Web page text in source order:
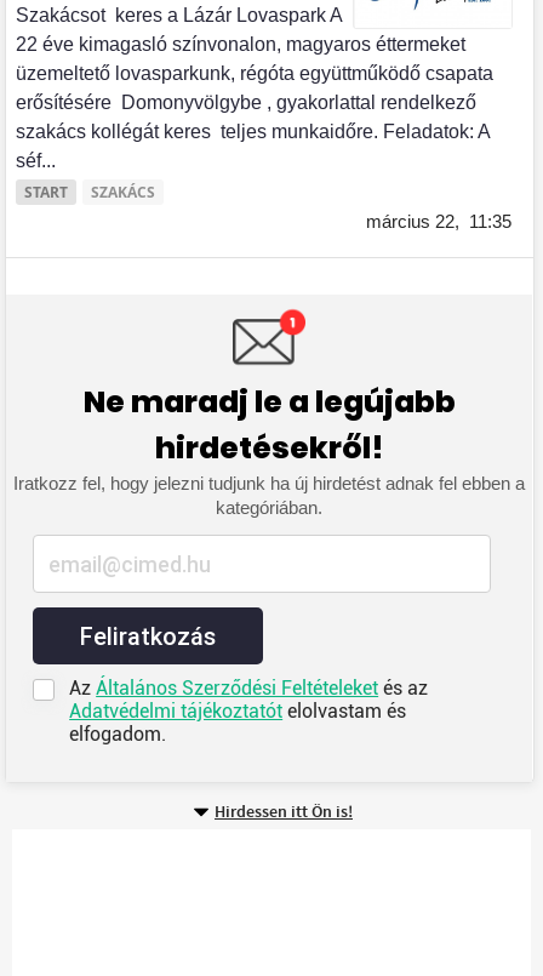
Szakácsot keres a Lázár Lovaspark A
22 éve kimagasló színvonalon, magyaros éttermeket
üzemeltető lovasparkunk, régóta együttműködő csapata
erősítésére Domonyvölgybe , gyakorlattal rendelkező
szakács kollégát keres teljes munkaidőre. Feladatok: A
séf...
START
SZAKÁCS
március 22, 11:35
Ne maradj le a legújabb
hirdetésekről!
Iratkozz fel, hogy jelezni tudjunk ha új hirdetést adnak fel ebben a
kategóriában.
Feliratkozás
AzÁltalános Szerződési Feltételeket és az
Adatvédelmi tájékoztatót elolvastam és
elfogadom.
Hirdessen itt Ön is!